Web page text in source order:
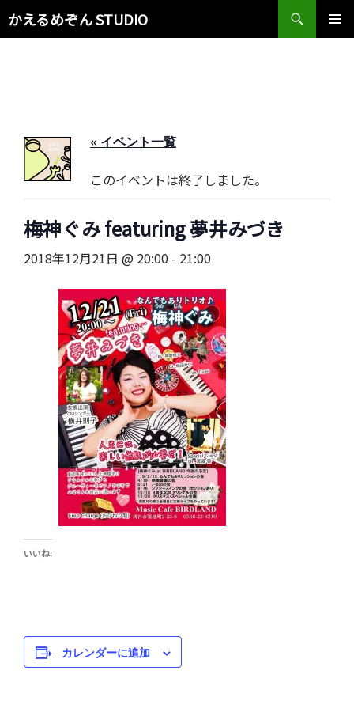
かえるめぞん STUDIO
検
索
« イベント一覧
このイベントは終了しました。
梅神ぐみ featuring 夢井みづき
2018年12月21日 @ 20:00 - 21:00
いいね:
カレンダーに追加